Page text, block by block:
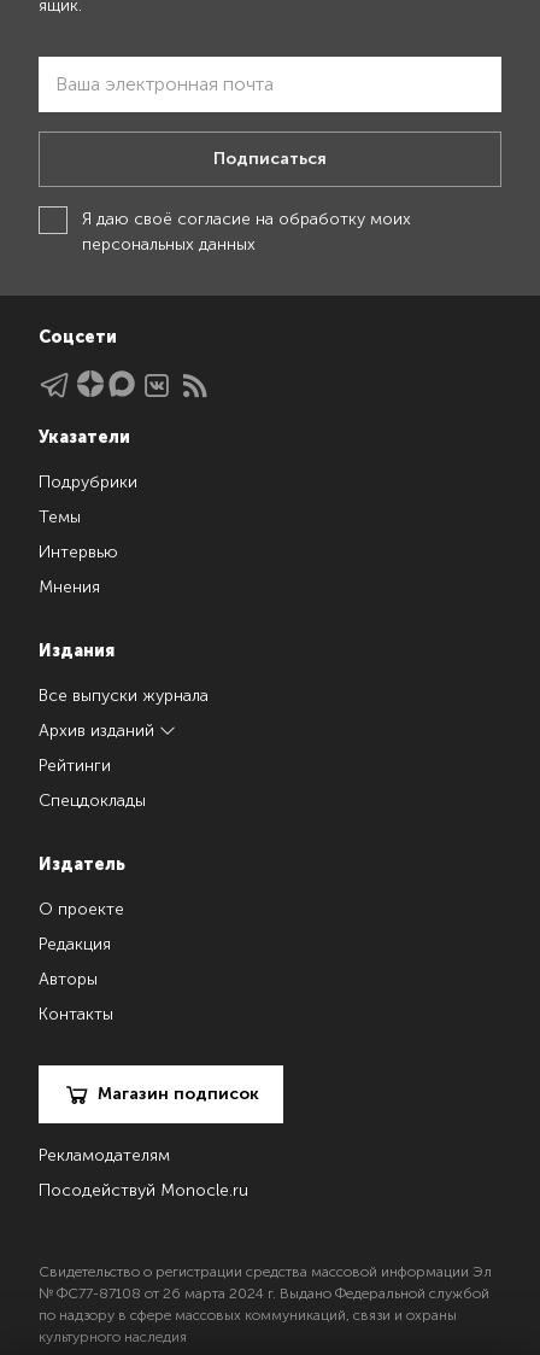
ящик.
Подписаться
Я даю своё согласие на обработку моих
персональных данных
Соцсети
Указатели
Подрубрики
Темы
Интервью
Мнения
Издания
Все выпуски журнала
Архив изданий
Рейтинги
Спецдоклады
Издатель
О проекте
Редакция
Авторы
Контакты
Магазин подписок
Рекламодателям
Посодействуй Monocle.ru
Свидетельство о регистрации средства массовой информации Эл
№ ФС77-87108 от 26 марта 2024 г. Выдано Федеральной службой
по надзору в сфере массовых коммуникаций, связи и охраны
культурного наследия